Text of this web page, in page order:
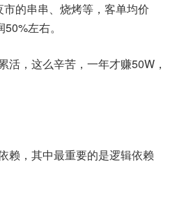
的串串、烧烤等，客单均价
左右。
活，这么辛苦，一年才赚50W，
赖，其中最重要的是逻辑依赖